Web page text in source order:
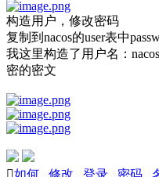
构造用户，修改密码
复制到nacos的user表中
我这里构造了用户名：
密的密文